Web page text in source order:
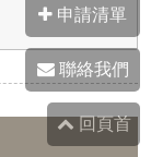
申請清單
聯絡我們
回頁首